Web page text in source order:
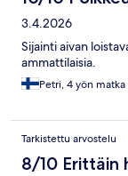
3.4.2026
Sijainti aivan
ammattilaisia.
Petri, 4 yön matka
Tarkistettu arvostelu
8/10 Erittäin